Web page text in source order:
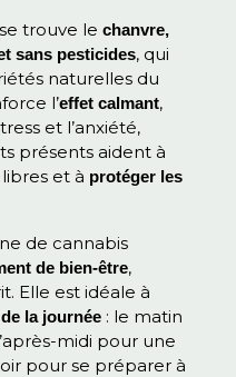
trouve le chanvre,
sans pesticides, qui
naturelles du
l’effet calmant,
et l’anxiété,
présents aident à
et à protéger les
de cannabis
de bien-être,
Elle est idéale à
la journée : le matin
midi pour une
pour se préparer à